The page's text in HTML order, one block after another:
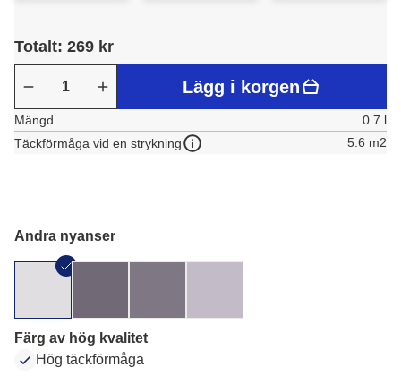
Totalt: 269 kr
Lägg i korgen
Mängd
0.7 l
Täckförmåga vid en strykning
5.6 m2
Andra nyanser
Färg av hög kvalitet
Hög täckförmåga